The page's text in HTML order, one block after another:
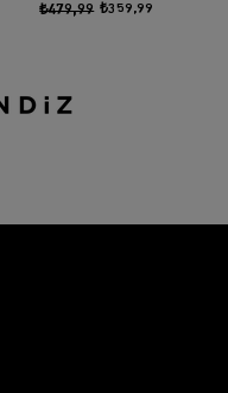
₺359,99
₺479,99